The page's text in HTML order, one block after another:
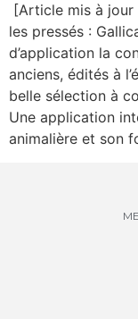
[Article mis à
les pressés :
d’application la
anciens, édités à
belle sélection à
Une application
animalière et son